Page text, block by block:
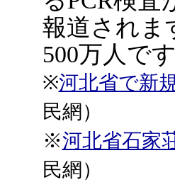
報道されま
500万人で
※河北省で新
民網）
※河北省石家
民網）